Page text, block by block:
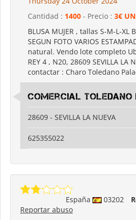
Cantidad : 1400 - Precio : 3€
BLUSA MUJER , tallas S-M-L-XL
SEGUN FOTO VARIOS
natural. Vendo lote completo
REY 4 , N20, 28609 SEVILLA LA
contactar : Charo Toledano
Comercial
28609 - SEVILLA LA NUEVA
625355022
España 03202
Reportar abuso